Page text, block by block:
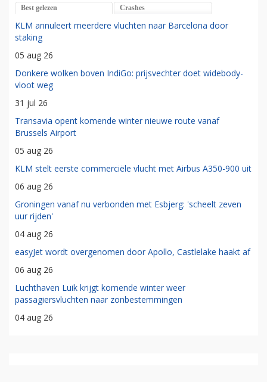
Best gelezen Crashes
KLM annuleert meerdere vluchten naar Barcelona door
staking
05 aug 26
Donkere wolken boven IndiGo: prijsvechter doet widebody-
vloot weg
31 jul 26
Transavia opent komende winter nieuwe route vanaf
Brussels Airport
05 aug 26
KLM stelt eerste commerciële vlucht met Airbus A350-900 uit
06 aug 26
Groningen vanaf nu verbonden met Esbjerg: 'scheelt zeven
uur rijden'
04 aug 26
easyJet wordt overgenomen door Apollo, Castlelake haakt af
06 aug 26
Luchthaven Luik krijgt komende winter weer
passagiersvluchten naar zonbestemmingen
04 aug 26